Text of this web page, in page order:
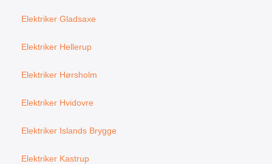
Elektriker Gladsaxe
Elektriker Hellerup
Elektriker Hørsholm
Elektriker Hvidovre
Elektriker Islands Brygge
Elektriker Kastrup